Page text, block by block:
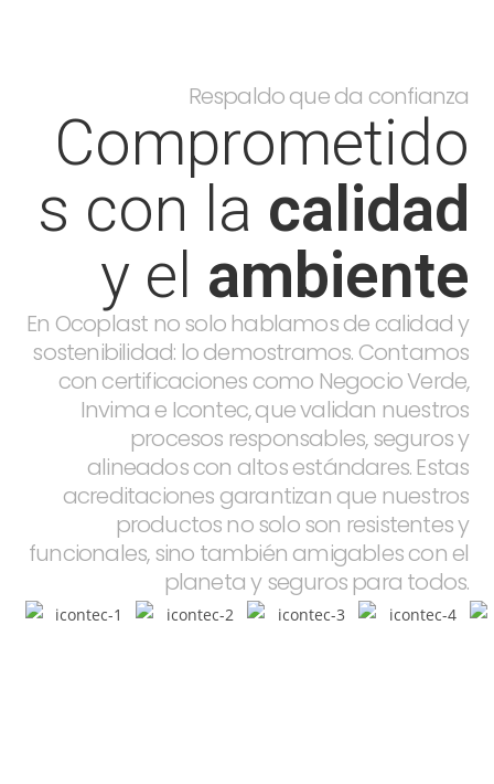
Respaldo que da confianza
Comprometido
s con la calidad
y el ambiente
En Ocoplast no solo hablamos de calidad y
sostenibilidad: lo demostramos. Contamos
con certificaciones como Negocio Verde,
Invima e Icontec, que validan nuestros
procesos responsables, seguros y
alineados con altos estándares. Estas
acreditaciones garantizan que nuestros
productos no solo son resistentes y
funcionales, sino también amigables con el
planeta y seguros para todos.